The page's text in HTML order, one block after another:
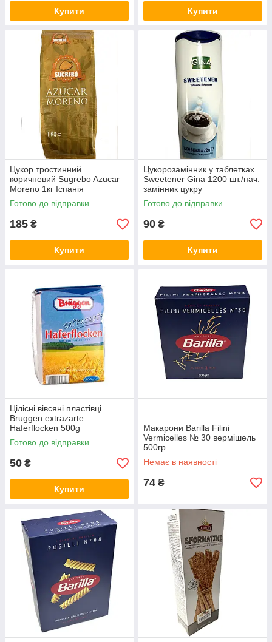
Купити Купити
Цукор тростинний
коричневий Sugrebo Azucar
Moreno 1кг Іспанія
Готово до відправки
185 ₴
Купити
Цукорозамінник у таблетках
Sweetener Gina 1200 шт./пач.
замінник цукру
Готово до відправки
90 ₴
Купити
Цілісні вівсяні пластівці
Bruggen extrazarte
Haferflocken 500g
Готово до відправки
50 ₴
Купити
Макарони Barilla Filini
Vermicelles № 30 вермішель
500гр
Немає в наявності
74 ₴